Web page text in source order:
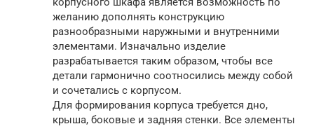
желанию дополнять конструкцию
разнообразными наружными и внутренними
элементами. Изначально изделие
разрабатывается таким образом, чтобы все
детали гармонично соотносились между собой
и сочетались с корпусом.
Для формирования корпуса требуется дно,
крыша, боковые и задняя стенки. Все элементы